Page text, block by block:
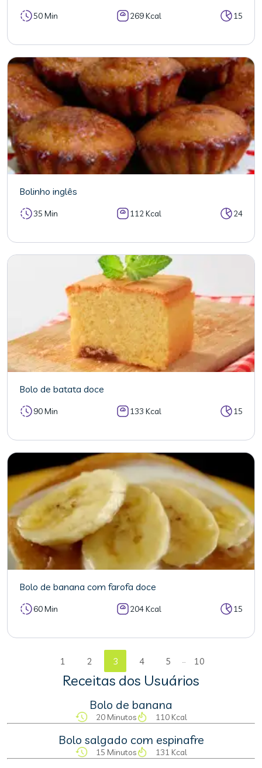
50 Min 269 Kcal 15
Bolinho inglês
35 Min 112 Kcal 24
Bolo de batata doce
90 Min 133 Kcal 15
Bolo de banana com farofa doce
60 Min 204 Kcal 15
1 2 3 4 5 ... 10
Receitas dos Usuários
Bolo de banana
20 Minutos 110 Kcal
Bolo salgado com espinafre
15 Minutos 131 Kcal